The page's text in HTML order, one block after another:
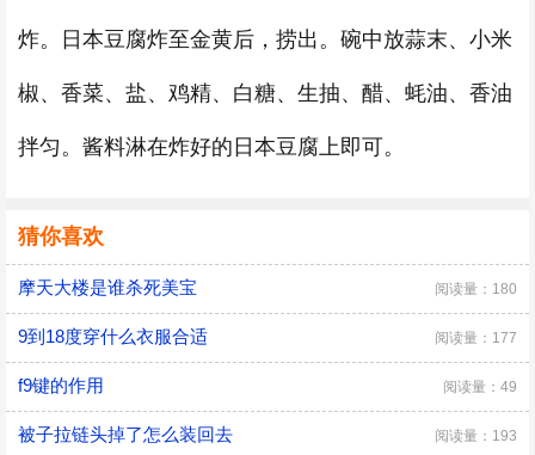
炸。日本豆腐炸至金黄后，捞出。碗中放蒜末、小米
椒、香菜、盐、鸡精、白糖、生抽、醋、蚝油、香油
拌匀。酱料淋在炸好的日本豆腐上即可。
猜你喜欢
摩天大楼是谁杀死美宝 阅读量：180
9到18度穿什么衣服合适 阅读量：177
f9键的作用 阅读量：49
被子拉链头掉了怎么装回去 阅读量：193